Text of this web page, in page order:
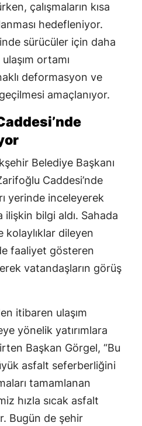
çalışmaların kısa
hedefleniyor.
sürücüler için daha
ortamı
deformasyon ve
amaçlanıyor.
Belediye Başkanı
Caddesi’nde
yerinde inceleyerek
bilgi aldı. Sahada
kolaylıklar dileyen
faaliyet gösteren
vatandaşların görüş
itibaren ulaşım
yönelik yatırımlara
Başkan Görgel, “Bu
asfalt seferberliğini
tamamlanan
hızla sıcak asfalt
Bugün de şehir